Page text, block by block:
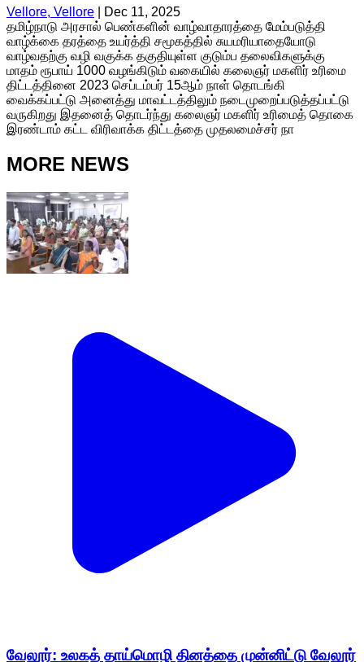
Vellore, Vellore
Dec 11, 2025
தமிழ்நாடு அரசால் பெண்களின் வாழ்வாதாரத்தை மேம்படுத்தி
வாழ்க்கை தரத்தை உயர்த்தி சமூகத்தில் சுயமரியாதையோடு
வாழ்வதற்கு வழி வகுக்க தகுதியுள்ள குடும்ப தலைவிகளுக்கு
மாதம் ரூபாய் 1000 வழங்கிடும் வகையில் கலைஞர் மகளிர் உரிமை
திட்டத்தினை 2023 செப்டம்பர் 15ஆம் நாள் தொடங்கி
வைக்கப்பட்டு அனைத்து மாவட்டத்திலும் நடைமுறைப்படுத்தப்பட்டு
வருகிறது இதனைத் தொடர்ந்து கலைஞர் மகளிர் உரிமைத் தொகை
இரண்டாம் கட்ட விரிவாக்க திட்டத்தை முதலமைச்சர் நா
MORE NEWS
வேலூர்: உலகத் தாய்மொழி தினத்தை முன்னிட்டு வேலூர்